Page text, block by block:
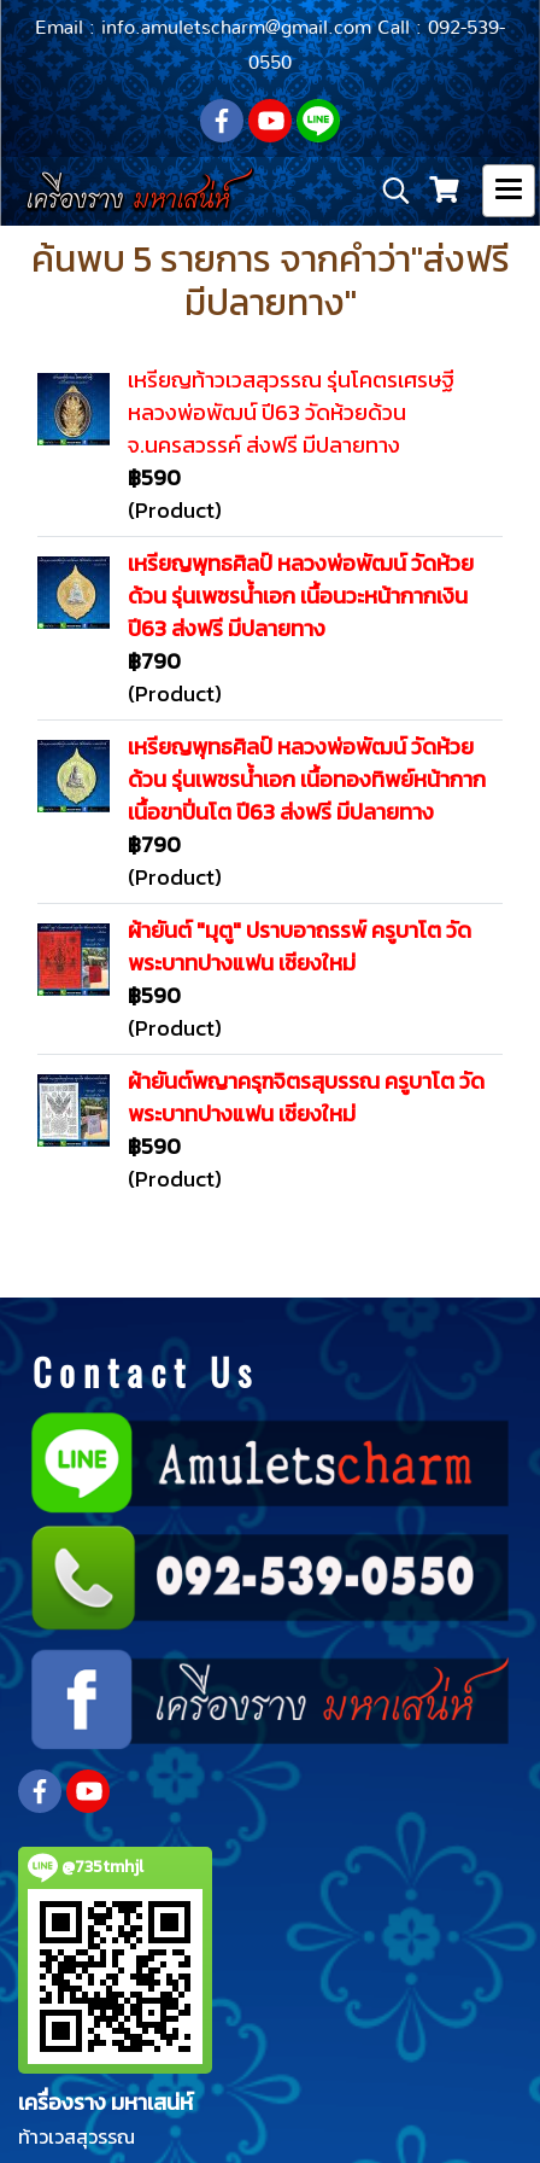
Email : info.amuletscharm@gmail.com Call : 092-539-
0550
ค้นพบ 5 รายการ จากคำว่า"ส่งฟรี
มีปลายทาง"
เหรียญท้าวเวสสุวรรณ รุ่นโคตรเศรษฐี
หลวงพ่อพัฒน์ ปี63 วัดห้วยด้วน
จ.นครสวรรค์ ส่งฟรี มีปลายทาง
฿590
(Product)
เหรียญพุทธศิลป์ หลวงพ่อพัฒน์ วัดห้วย
ด้วน รุ่นเพชรน้ำเอก เนื้อนวะหน้ากากเงิน
ปี63 ส่งฟรี มีปลายทาง
฿790
(Product)
เหรียญพุทธศิลป์ หลวงพ่อพัฒน์ วัดห้วย
ด้วน รุ่นเพชรน้ำเอก เนื้อทองทิพย์หน้ากาก
เนื้อขาปิ่นโต ปี63 ส่งฟรี มีปลายทาง
฿790
(Product)
ผ้ายันต์ "มุตู" ปราบอาถรรพ์ ครูบาโต วัด
พระบาทปางแฟน เชียงใหม่
฿590
(Product)
ผ้ายันต์พญาครุฑจิตรสุบรรณ ครูบาโต วัด
พระบาทปางแฟน เชียงใหม่
฿590
(Product)
C o n t a c t U s
@735tmhjl
เครื่องราง มหาเสน่ห์
ท้าวเวสสุวรรณ